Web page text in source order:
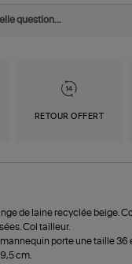
RETOUR OFFERT
de laine recyclée beige.
Col tailleur.
porte une taille 36
cm.